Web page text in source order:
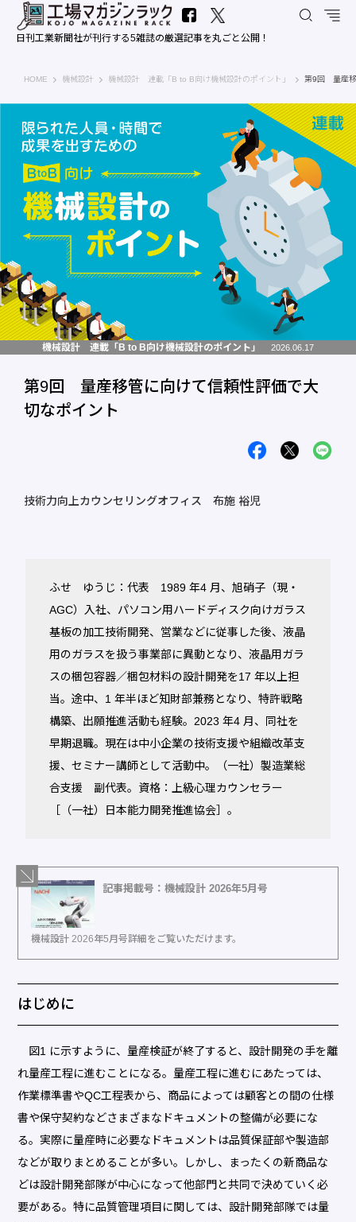
日刊工業新聞社が刊行する5雑誌の厳選記事を丸ごと公開！
HOME 工場マガジンラック｜日刊工業新聞社
機械設計 機械設計 連載「B to B向け機械設計のポイント」 第9回 量産移
機械設計 連載「B to B向け機械設計のポイント」 2026.06.17
第9回 量産移管に向けて信頼性評価で大
切なポイント
技術力向上カウンセリングオフィス 布施 裕児
ふせ ゆうじ：代表 1989 年4 月、旭硝子（現・
AGC）入社、パソコン用ハードディスク向けガラス
基板の加工技術開発、営業などに従事した後、液晶
用のガラスを扱う事業部に異動となり、液晶用ガラ
スの梱包容器／梱包材料の設計開発を17 年以上担
当。途中、1 年半ほど知財部兼務となり、特許戦略
構築、出願推進活動も経験。2023 年4 月、同社を
早期退職。現在は中小企業の技術支援や組織改革支
援、セミナー講師として活動中。（一社）製造業総
合支援 副代表。資格：上級心理カウンセラー
［（一社）日本能力開発推進協会］。
記事掲載号：機械設計 2026年5月号
機械設計 2026年5月号詳細をご覧いただけます。
はじめに
図1 に示すように、量産検証が終了すると、設計開発の手を離
れ量産工程に進むことになる。量産工程に進むにあたっては、
作業標準書やQC工程表から、商品によっては顧客との間の仕様
書や保守契約などさまざまなドキュメントの整備が必要にな
る。実際に量産時に必要なドキュメントは品質保証部や製造部
などが取りまとめることが多い。しかし、まったくの新商品な
どは設計開発部隊が中心になって他部門と共同で決めていく必
要がある。特に品質管理項目に関しては、設計開発部隊では量